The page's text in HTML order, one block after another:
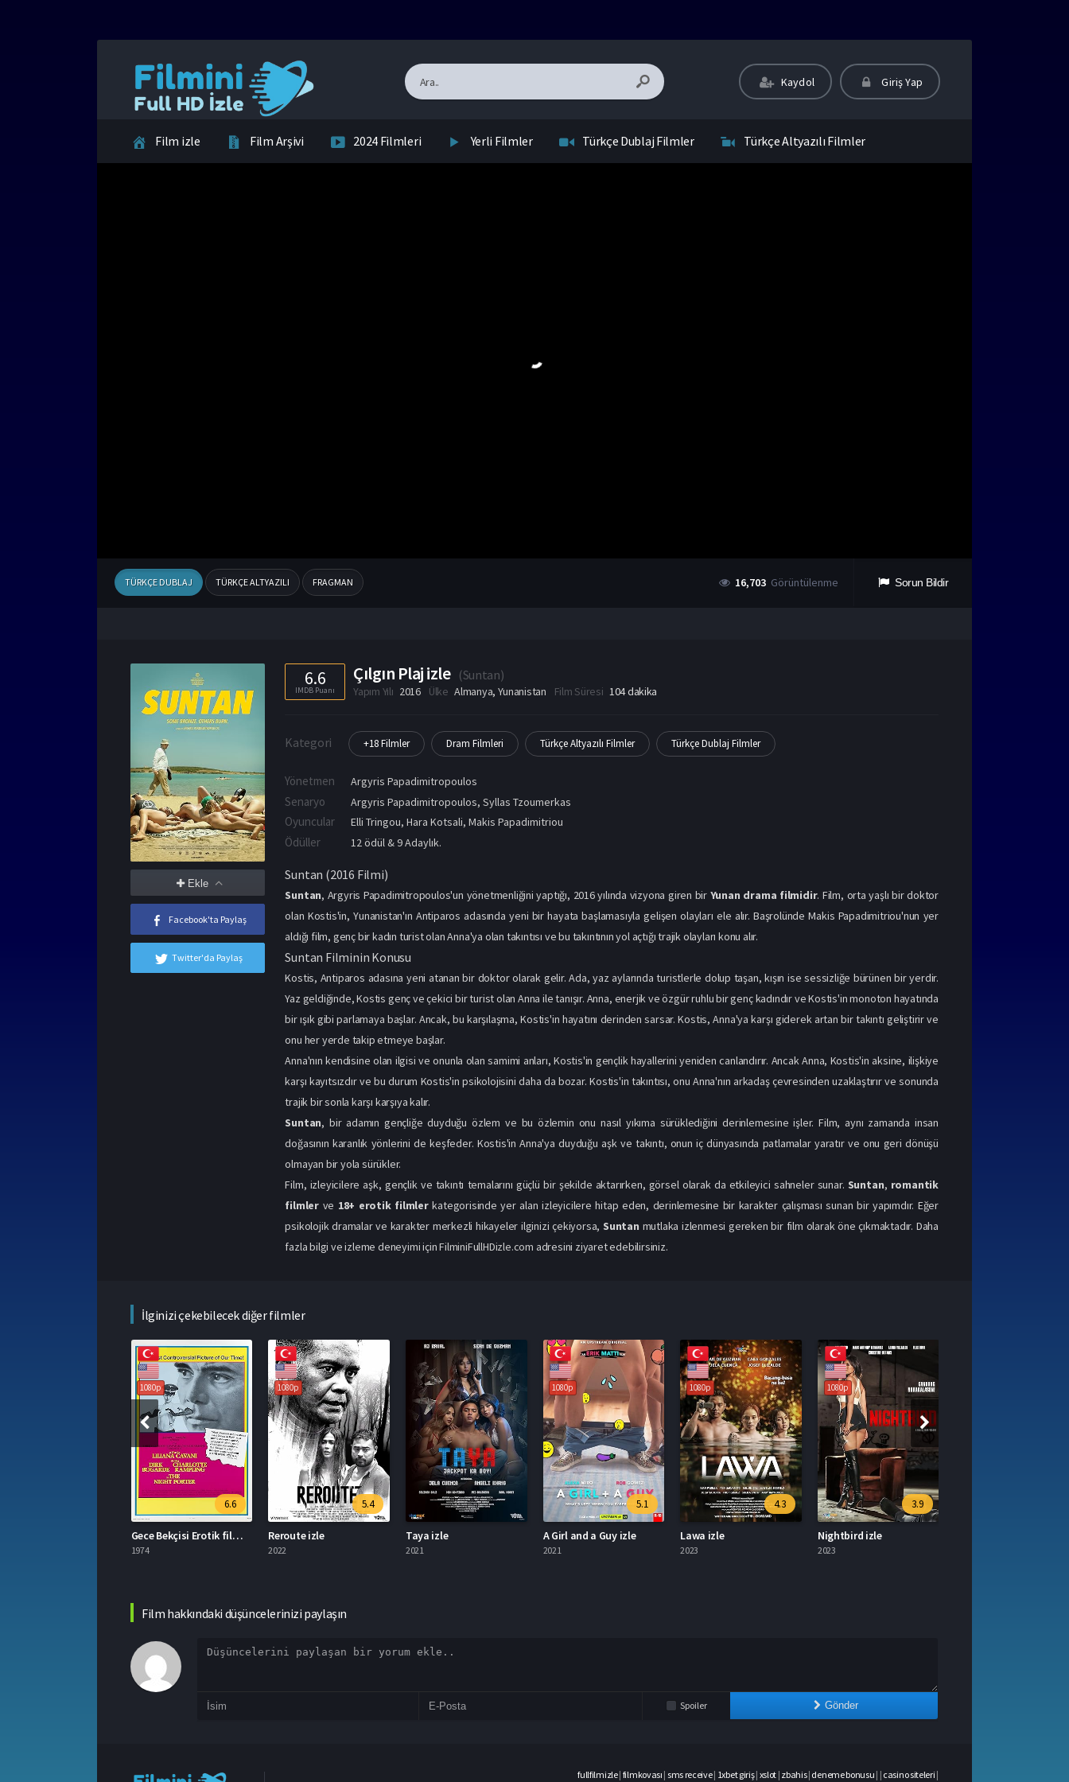
Kaydol Giriş Yap
Film izle Film Arşivi 2024 Filmleri Yerli Filmler Türkçe Dublaj Filmler Türkçe Altyazılı Filmler
TÜRKÇE DUBLAJ TÜRKÇE ALTYAZILI FRAGMAN 16,703 Görüntülenme Sorun Bildir
Ekle
Facebook'ta Paylaş
Twitter'da Paylaş
6.6
IMDB Puanı
Çılgın Plaj izle (Suntan)
Yapım Yılı 2016 Ülke Almanya, Yunanistan Film Süresi 104 dakika
Kategori +18 Filmler Dram Filmleri Türkçe Altyazılı Filmler Türkçe Dublaj Filmler
Yönetmen Argyris Papadimitropoulos
Senaryo Argyris Papadimitropoulos, Syllas Tzoumerkas
Oyuncular Elli Tringou,Hara Kotsali,Makis Papadimitriou
Ödüller 12 ödül & 9 Adaylık.
Suntan (2016 Filmi)
Suntan, Argyris Papadimitropoulos'un yönetmenliğini yaptığı, 2016 yılında vizyona giren bir Yunan drama filmidir. Film, orta yaşlı bir doktor
olan Kostis'in, Yunanistan'ın Antiparos adasında yeni bir hayata başlamasıyla gelişen olayları ele alır. Başrolünde Makis Papadimitriou'nun yer
aldığı film, genç bir kadın turist olan Anna'ya olan takıntısı ve bu takıntının yol açtığı trajik olayları konu alır.
Suntan Filminin Konusu
Kostis, Antiparos adasına yeni atanan bir doktor olarak gelir. Ada, yaz aylarında turistlerle dolup taşan, kışın ise sessizliğe bürünen bir yerdir.
Yaz geldiğinde, Kostis genç ve çekici bir turist olan Anna ile tanışır. Anna, enerjik ve özgür ruhlu bir genç kadındır ve Kostis'in monoton hayatında
bir ışık gibi parlamaya başlar. Ancak, bu karşılaşma, Kostis'in hayatını derinden sarsar. Kostis, Anna'ya karşı giderek artan bir takıntı geliştirir ve
onu her yerde takip etmeye başlar.
Anna'nın kendisine olan ilgisi ve onunla olan samimi anları, Kostis'in gençlik hayallerini yeniden canlandırır. Ancak Anna, Kostis'in aksine, ilişkiye
karşı kayıtsızdır ve bu durum Kostis'in psikolojisini daha da bozar. Kostis'in takıntısı, onu Anna'nın arkadaş çevresinden uzaklaştırır ve sonunda
trajik bir sonla karşı karşıya kalır.
Suntan, bir adamın gençliğe duyduğu özlem ve bu özlemin onu nasıl yıkıma sürüklediğini derinlemesine işler. Film, aynı zamanda insan
doğasının karanlık yönlerini de keşfeder. Kostis'in Anna'ya duyduğu aşk ve takıntı, onun iç dünyasında patlamalar yaratır ve onu geri dönüşü
olmayan bir yola sürükler.
Film, izleyicilere aşk, gençlik ve takıntı temalarını güçlü bir şekilde aktarırken, görsel olarak da etkileyici sahneler sunar. Suntan, romantik
filmlerve 18+ erotik filmlerkategorisinde yer alan izleyicilere hitap eden, derinlemesine bir karakter çalışması sunan bir yapımdır. Eğer
psikolojik dramalar ve karakter merkezli hikayeler ilginizi çekiyorsa, Suntan mutlaka izlenmesi gereken bir film olarak öne çıkmaktadır. Daha
fazla bilgi ve izleme deneyimi içinFilminiFullHDizle.com adresini ziyaret edebilirsiniz.
İlginizi çekebilecek diğer filmler
Gece Bekçisi Erotik film izle
1080p
5.4
Reroute izle
1080p
5.1
A Girl and a Guy izle
1080p
4.3
Lawa izle
1080p
3.9
Nightbird izle
1080p
Film hakkındaki düşüncelerinizi paylaşın
Spoiler Gönder
fullfilmizle| filmkovası | sms receive| 1xbet giriş| xslot | zbahis| deneme bonusu | | casino siteleri |